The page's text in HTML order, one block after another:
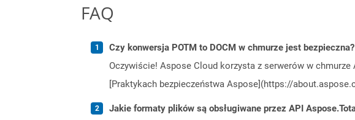
FAQ
Czy konwersja POTM to DOCM w chmurze jest bezpieczna?
Oczywiście! Aspose Cloud korzysta z serwerów w
[Praktykach bezpieczeństwa Aspose](https://
Jakie formaty plików są obsługiwane przez API